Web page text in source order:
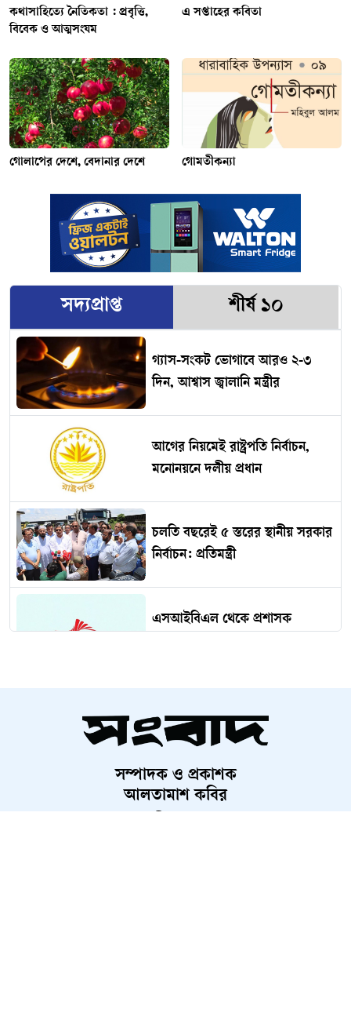
কথাসাহিত্যে নৈতিকতা : প্রবৃত্তি,
বিবেক ও আত্মসংযম
এ সপ্তাহের কবিতা
গোলাপের দেশে, বেদানার দেশে গোমতীকন্যা
সদ্যপ্রাপ্ত শীর্ষ ১০
গ্যাস-সংকট ভোগাবে আরও ২-৩
দিন, আশ্বাস জ্বালানি মন্ত্রীর
আগের নিয়মেই রাষ্ট্রপতি নির্বাচন,
মনোনয়নে দলীয় প্রধান
চলতি বছরেই ৫ স্তরের স্থানীয় সরকার
নির্বাচন: প্রতিমন্ত্রী
এসআইবিএল থেকে প্রশাসক
উদ্বোধন ১৬ আগস্ট
চব্বিশের জুলাই: রাষ্ট্র রূপান্তরের
যুগসন্ধি
সম্পাদক ও প্রকাশক
আলতামাশ কবির